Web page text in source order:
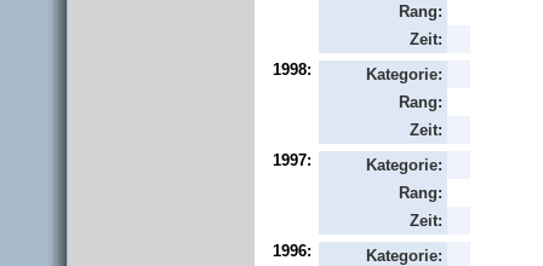
Rang:
Zeit:
1998:
Kategorie:
Rang:
Zeit:
1997:
Kategorie:
Rang:
Zeit:
1996:
Kategorie: